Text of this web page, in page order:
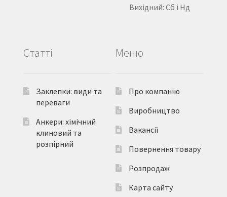
Вихідний: Сб і Нд
Статті
Заклепки: види та
переваги
Анкери: хімічний
клиновий та
розпірний
Меню
Про компанію
Виробництво
Вакансії
Повернення товару
Розпродаж
Карта сайту